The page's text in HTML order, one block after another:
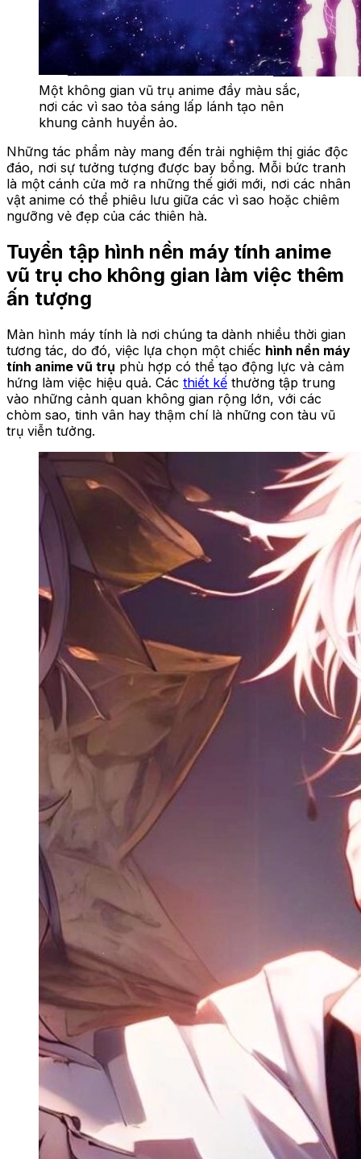
Một không gian vũ trụ anime đầy màu sắc,
nơi các vì sao tỏa sáng lấp lánh tạo nên
khung cảnh huyền ảo.
Những tác phẩm này mang đến trải nghiệm thị giác độc
đáo, nơi sự tưởng tượng được bay bổng. Mỗi bức tranh
là một cánh cửa mở ra những thế giới mới, nơi các nhân
vật anime có thể phiêu lưu giữa các vì sao hoặc chiêm
ngưỡng vẻ đẹp của các thiên hà.
Tuyển tập hình nền máy tính anime
vũ trụ cho không gian làm việc thêm
ấn tượng
Màn hình máy tính là nơi chúng ta dành nhiều thời gian
tương tác, do đó, việc lựa chọn một chiếc hình nền máy
tính anime vũ trụ phù hợp có thể tạo động lực và cảm
hứng làm việc hiệu quả. Các thiết kế thường tập trung
vào những cảnh quan không gian rộng lớn, với các
chòm sao, tinh vân hay thậm chí là những con tàu vũ
trụ viễn tưởng.